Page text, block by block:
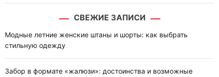
:
СВЕЖИЕ ЗАПИСИ
Модные летние женские штаны и шорты: как выбрать
стильную одежду
Забор в формате «жалюзи»: достоинства и возможные